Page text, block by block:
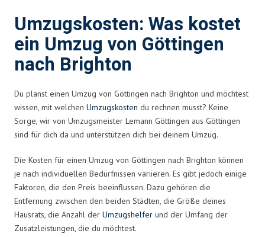
Umzugskosten: Was kostet
ein Umzug von Göttingen
nach Brighton
Du planst einen Umzug von Göttingen nach Brighton und möchtest
wissen, mit welchen Umzugskosten du rechnen musst? Keine
Sorge, wir von Umzugsmeister Lemann Göttingen aus Göttingen
sind für dich da und unterstützen dich bei deinem Umzug.
Die Kosten für einen Umzug von Göttingen nach Brighton können
je nach individuellen Bedürfnissen variieren. Es gibt jedoch einige
Faktoren, die den Preis beeinflussen. Dazu gehören die
Entfernung zwischen den beiden Städten, die Größe deines
Hausrats, die Anzahl der Umzugshelfer und der Umfang der
Zusatzleistungen, die du möchtest.